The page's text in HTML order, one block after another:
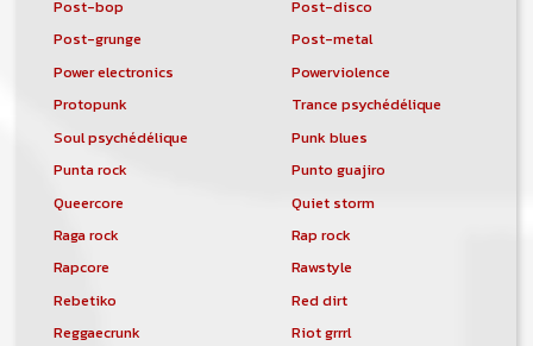
Post-bop
Post-disco
Post-grunge
Post-metal
Power electronics
Powerviolence
Protopunk
Trance psychédélique
Soul psychédélique
Punk blues
Punta rock
Punto guajiro
Queercore
Quiet storm
Raga rock
Rap rock
Rapcore
Rawstyle
Rebetiko
Red dirt
Reggaecrunk
Riot grrrl